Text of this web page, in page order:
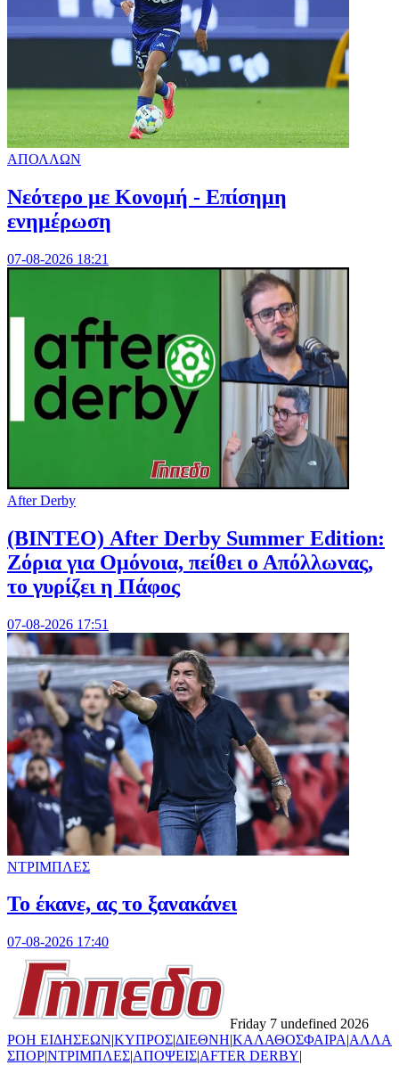
ΑΠΟΛΛΩΝ
Νεότερο με Κονομή - Επίσημη
ενημέρωση
07-08-2026 18:21
After Derby
(ΒΙΝΤΕΟ) After Derby Summer Edition:
Ζόρια για Ομόνοια, πείθει ο Απόλλωνας,
το γυρίζει η Πάφος
07-08-2026 17:51
ΝΤΡΙΜΠΛΕΣ
Το έκανε, ας το ξανακάνει
07-08-2026 17:40
Friday 7 undefined 2026
ΡΟΗ ΕΙΔΗΣΕΩΝ|ΚΥΠΡΟΣ|ΔΙΕΘΝΗ|ΚΑΛΑΘΟΣΦΑΙΡΑ|ΑΛΛΑ
ΣΠΟΡ|ΝΤΡΙΜΠΛΕΣ|ΑΠΟΨΕΙΣ|AFTER DERBY|